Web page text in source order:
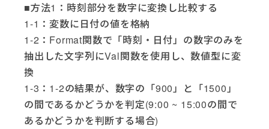
■方法1：時刻部分を数字に変換し比較する
1-1：変数に日付の値を格納
1-2：Format関数で「時刻・日付」の数字のみを
抽出した文字列にVal関数を使用し、数値型に変
換
1-3：1-2の結果が、数字の「900」と「1500」
の間であるかどうかを判定(9:00 ~ 15:00の間で
あるかどうかを判断する場合)